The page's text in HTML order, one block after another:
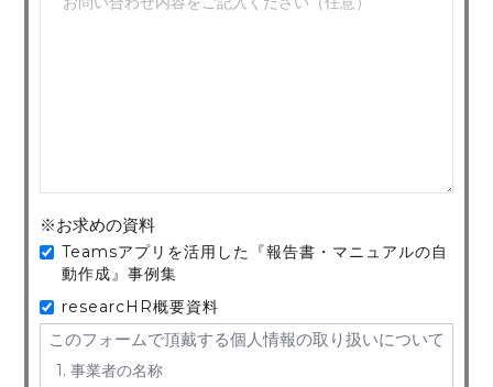
※お求めの資料
Teamsアプリを活用した『報告書・マニュアルの自
動作成』事例集
researcHR概要資料
このフォームで頂戴する個人情報の取り扱いについて
1. 事業者の名称